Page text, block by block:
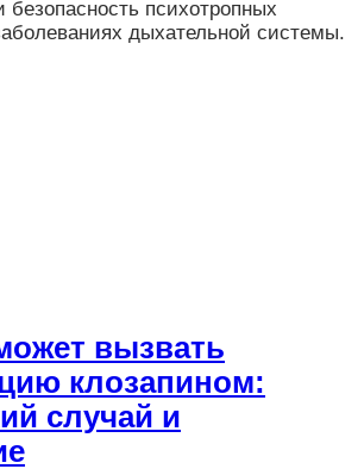
психотропных
дыхательной системы.
вызвать
клозапином:
случай и